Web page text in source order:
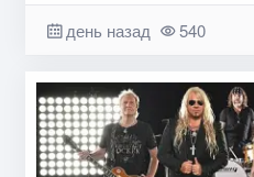
день назад 540